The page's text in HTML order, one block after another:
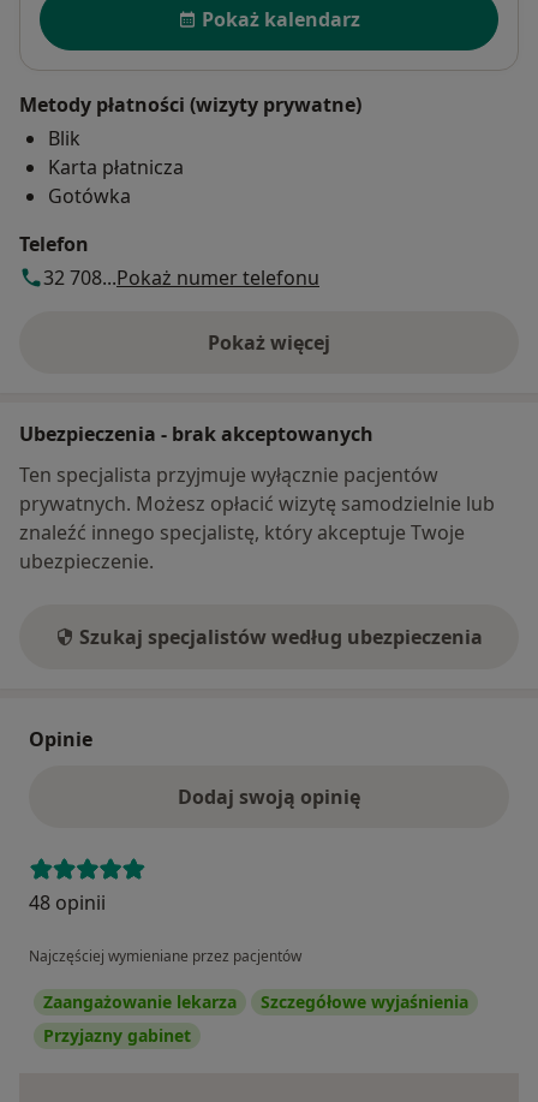
Pokaż kalendarz
Metody płatności (wizyty prywatne)
Blik
Karta płatnicza
Gotówka
Telefon
32 708...Pokaż numer telefonu
Pokaż więcej
o adresie
Ubezpieczenia - brak akceptowanych
Ten specjalista przyjmuje wyłącznie pacjentów
prywatnych. Możesz opłacić wizytę samodzielnie lub
znaleźć innego specjalistę, który akceptuje Twoje
ubezpieczenie.
Szukaj specjalistów według ubezpieczenia
Opinie
Dodaj swoją opinię
48 opinii
Najczęściej wymieniane przez pacjentów
Zaangażowanie lekarza
Szczegółowe wyjaśnienia
Przyjazny gabinet